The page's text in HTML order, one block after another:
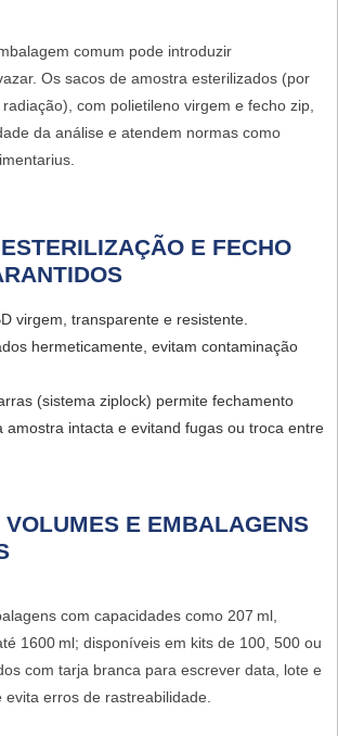
comum pode introduzir
Os sacos de amostra esterilizados (por
com polietileno virgem e fecho zip,
da análise e atendem normas como
E FECHO
virgem, transparente e resistente.
hermeticamente, evitam contaminação
(sistema ziplock) permite fechamento
amostra intacta e evitand fugas ou troca entre
VOLUMES E EMBALAGENS
com capacidades como 207 ml,
1600 ml; disponíveis em kits de 100, 500 ou
com tarja branca para escrever data, lote e
erros de rastreabilidade.